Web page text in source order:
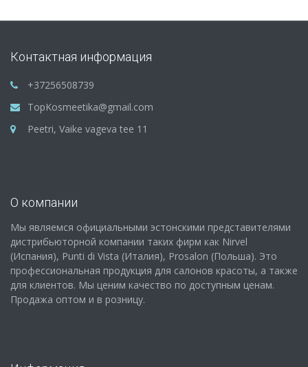
Контактная информация
+37256508739
TopKosmeetika@gmail.com
Peetri, Vaike vageva tee 11
О компании
Мы являемся официальными эстонскими представителями
дистрибьюторной компании таких фирм как Nirvel
(Испания), Punti di Vista (Италия), Prosalon (Польша). Это
профессиональная продукция для салонов красоты, а также
для клиентов. Мы ценим качество по доступным ценам.
Продажа оптом и в розницу.